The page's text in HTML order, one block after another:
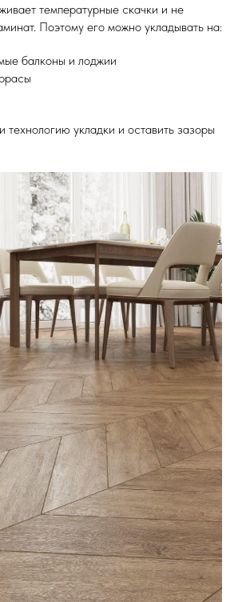
температурные скачки и не
Поэтому его можно укладывать на:
балконы и лоджии
укладки и оставить зазоры